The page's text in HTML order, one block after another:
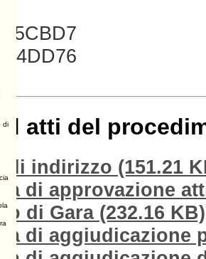
atti del
di indirizzo (151.21
di approvazione
di Gara(232.16 KB)
di aggiudicazione
di